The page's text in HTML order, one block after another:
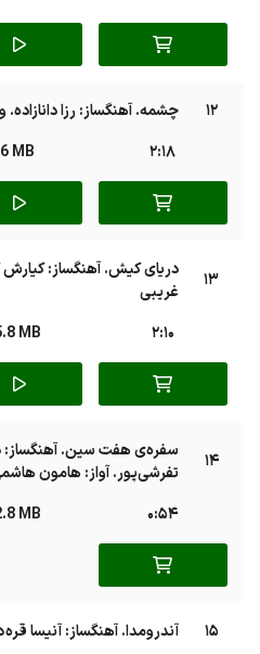
12
چشمه. آهنگساز: رزا
2:18
6 MB
13
دریای کیش. آهنگساز:
غریبی
2:10
MB
14
سفره‌ی هفت سین. آهنگساز:
تفرشی‌پور. آواز: هامون
0:54
MB
15
آندرومدا. آهنگساز: آنیسا